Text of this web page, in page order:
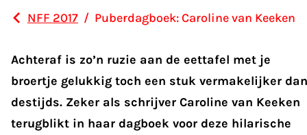
NFF 2017 / Puberdagboek: Caroline van Keeken
Achteraf is zo’n ruzie aan de eettafel met je
broertje gelukkig toch een stuk vermakelijker dan
destijds. Zeker als schrijver Caroline van Keeken
terugblikt in haar dagboek voor deze hilarische